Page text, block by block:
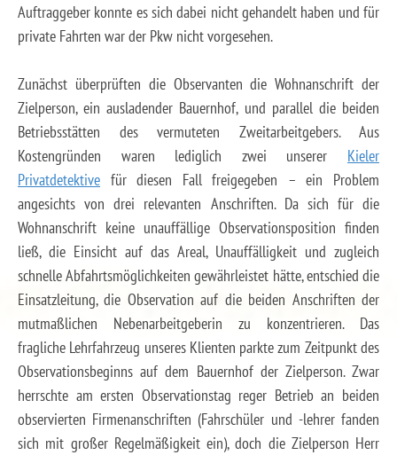
Auftraggeber konnte es sich dabei nicht gehandelt haben und für
private Fahrten war der Pkw nicht vorgesehen.
Zunächst überprüften die Observanten die Wohnanschrift der
Zielperson, ein ausladender Bauernhof, und parallel die beiden
Betriebsstätten des vermuteten Zweitarbeitgebers. Aus
Kostengründen waren lediglich zwei unserer Kieler
Privatdetektive für diesen Fall freigegeben – ein Problem
angesichts von drei relevanten Anschriften. Da sich für die
Wohnanschrift keine unauffällige Observationsposition finden
ließ, die Einsicht auf das Areal, Unauffälligkeit und zugleich
schnelle Abfahrtsmöglichkeiten gewährleistet hätte, entschied die
Einsatzleitung, die Observation auf die beiden Anschriften der
mutmaßlichen Nebenarbeitgeberin zu konzentrieren. Das
fragliche Lehrfahrzeug unseres Klienten parkte zum Zeitpunkt des
Observationsbeginns auf dem Bauernhof der Zielperson. Zwar
herrschte am ersten Observationstag reger Betrieb an beiden
observierten Firmenanschriften (Fahrschüler und -lehrer fanden
sich mit großer Regelmäßigkeit ein), doch die Zielperson Herr